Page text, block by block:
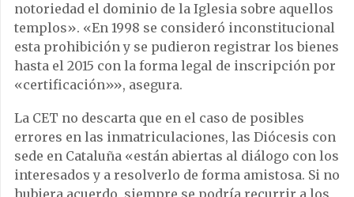
notoriedad el dominio de la Iglesia sobre aquellos
templos». «En 1998 se consideró inconstitucional
esta prohibición y se pudieron registrar los bienes
hasta el 2015 con la forma legal de inscripción por
«certificación»», asegura.
La CET no descarta que en el caso de posibles
errores en las inmatriculaciones, las Diócesis con
sede en Cataluña «están abiertas al diálogo con los
interesados y a resolverlo de forma amistosa. Si no